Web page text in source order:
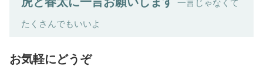
たくさんでもいいよ
お気軽にどうぞ